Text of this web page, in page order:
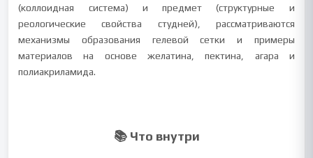
(коллоидная система) и предмет (структурные и
реологические свойства студней), рассматриваются
механизмы образования гелевой сетки и примеры
материалов на основе желатина, пектина, агара и
полиакриламида.
📚 Что внутри